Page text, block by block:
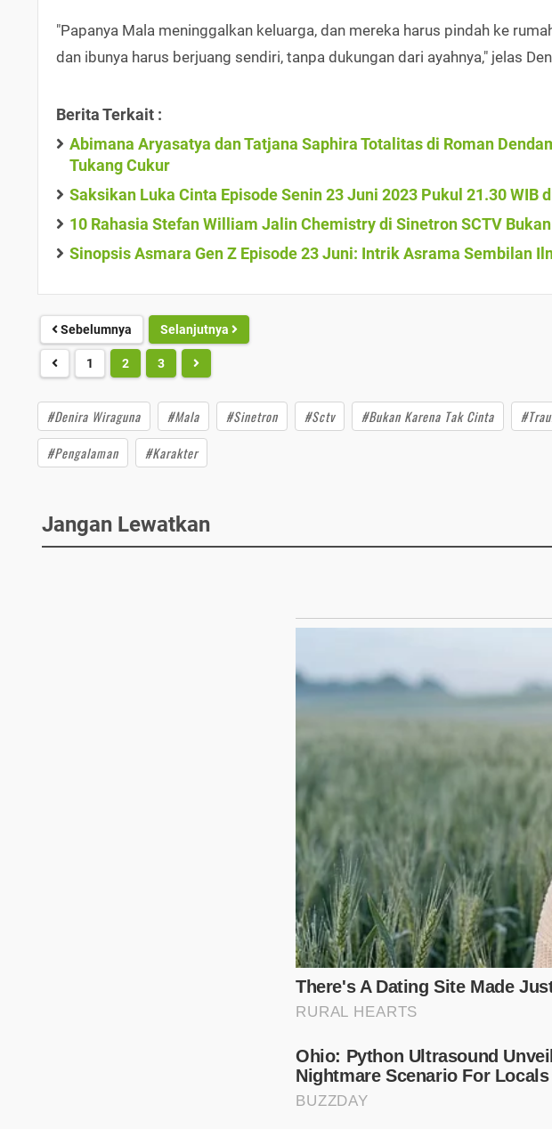
"Papanya Mala meninggalkan keluarga, dan mereka harus pindah ke
dan ibunya harus berjuang sendiri, tanpa dukungan dari ayahnya," jelas
Berita Terkait :
Abimana Aryasatya dan Tatjana Saphira Totalitas di Roman
Tukang Cukur
Saksikan Luka Cinta Episode Senin 23 Juni 2023 Pukul 21.30 WIB
10 Rahasia Stefan William Jalin Chemistry di Sinetron SCTV
Sinopsis Asmara Gen Z Episode 23 Juni: Intrik Asrama Sembilan
Sebelumnya Selanjutnya
1 2 3
#Denira Wiraguna #Mala #Sinetron #Sctv #Bukan Karena Tak Cinta
#Pengalaman
#Karakter
Jangan Lewatkan